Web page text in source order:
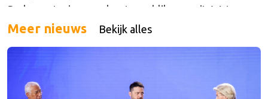
Parlement wierpen alvast een blik vooruit. Wat
mogen we verwachten van de gesprekken over geld,
Meer nieuws Bekijk alles